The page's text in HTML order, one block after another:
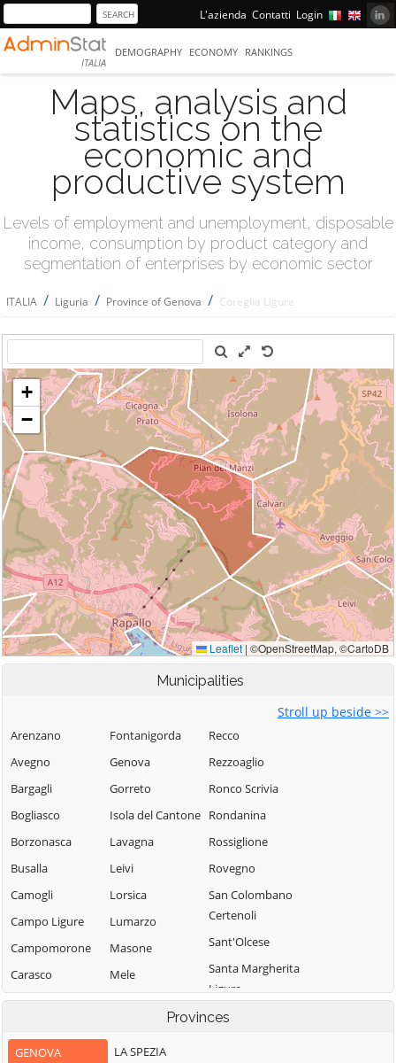
L'azienda Contatti Login
ITALIA
DEMOGRAPHY ECONOMY RANKINGS
Maps, analysis and
statistics on the
economic and
productive system
Levels of employment and unemployment, disposable
income, consumption by product category and
segmentation of enterprises by economic sector
ITALIA / Liguria / Province of Genova / Coreglia Ligure
Municipalities
Stroll up beside >>
Arenzano
Avegno
Bargagli
Bogliasco
Borzonasca
Busalla
Camogli
Campo Ligure
Campomorone
Carasco
Casarza Ligure
Castiglione
Fontanigorda
Genova
Gorreto
Isola del Cantone
Lavagna
Leivi
Lorsica
Lumarzo
Masone
Mele
Mezzanego
Mignanego
Moconesi
Recco
Rezzoaglio
Ronco Scrivia
Rondanina
Rossiglione
Rovegno
San Colombano
Certenoli
Sant'Olcese
Santa Margherita
Ligure
Santo Stefano
Provinces
GENOVA
LA SPEZIA